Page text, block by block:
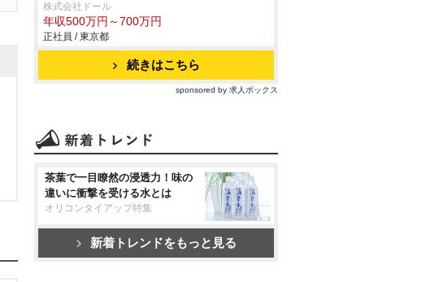
株式会社ドール
年収500万円～700万円
正社員 / 東京都
続きはこちら
sponsored by 求人ボックス
茶葉で一目瞭然の浸透力！味の
違いに衝撃を受ける水とは
オリコンタイアップ特集
新着トレンドをもっと見る